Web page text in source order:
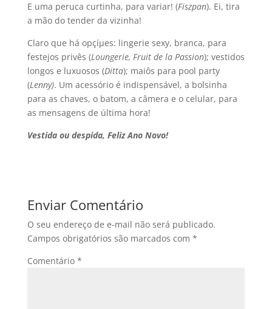
E uma peruca curtinha, para variar! (Fiszpan). Ei, tira
a mão do tender da vizinha!
Claro que há opçíµes: lingerie sexy, branca, para
festejos privês (Loungerie, Fruit de la Passion); vestidos
longos e luxuosos (Ditta); maiôs para pool party
(Lenny). Um acessório é indispensável, a bolsinha
para as chaves, o batom, a câmera e o celular, para
as mensagens de última hora!
Vestida ou despida, Feliz Ano Novo!
Enviar Comentário
O seu endereço de e-mail não será publicado.
Campos obrigatórios são marcados com *
Comentário *